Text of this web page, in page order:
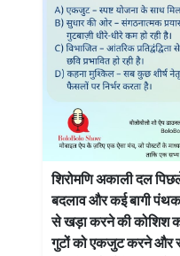
शिरोमणि अकाली दल
बदलाव और कई बागी
से खड़ा करने की कोशिश कर
गुटों को एकजुट करने और